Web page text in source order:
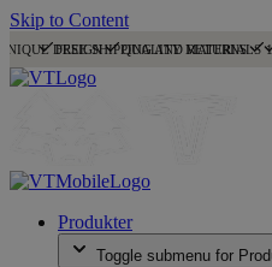
Skip to Content
DESIGN QUALITY MATERIALS
FREE SHIPPING AND RETURNS
Produkter
Toggle submenu for